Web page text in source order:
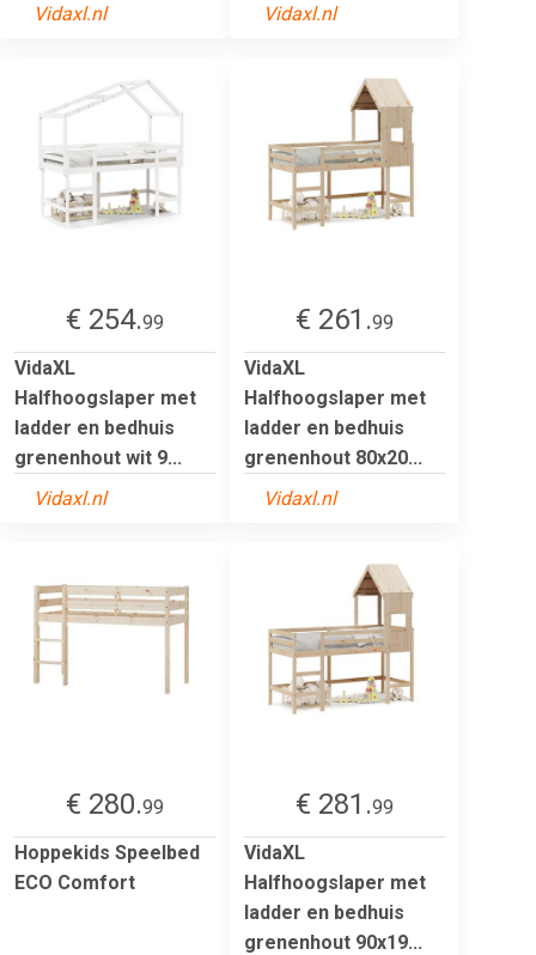
Vidaxl.nl Vidaxl.nl
€ 254.99
VidaXL
Halfhoogslaper met
ladder en bedhuis
grenenhout wit 9...
Vidaxl.nl
€ 261.99
VidaXL
Halfhoogslaper met
ladder en bedhuis
grenenhout 80x20...
Vidaxl.nl
€ 280.99
Hoppekids Speelbed
ECO Comfort
€ 281.99
VidaXL
Halfhoogslaper met
ladder en bedhuis
grenenhout 90x19...